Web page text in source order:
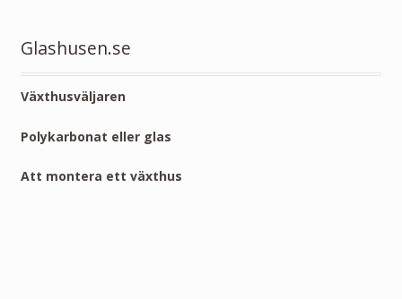
Glashusen.se
Växthusväljaren
Polykarbonat eller glas
Att montera ett växthus